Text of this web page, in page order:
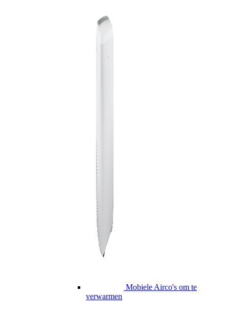
Mobiele Airco's om te
verwarmen